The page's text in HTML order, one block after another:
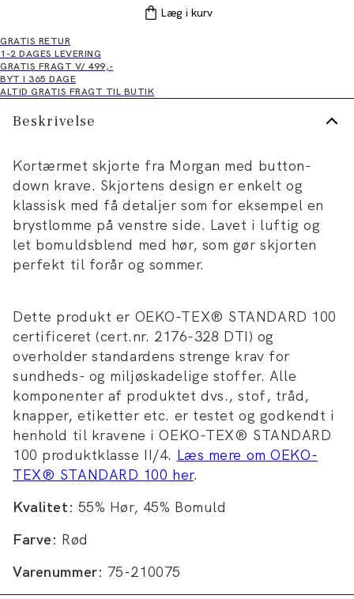
Læg i kurv
GRATIS RETUR
1-2 DAGES LEVERING
GRATIS FRAGT V/ 499,-
BYT I 365 DAGE
ALTID GRATIS FRAGT TIL BUTIK
Beskrivelse
Kortærmet skjorte fra Morgan med button-
down krave. Skjortens design er enkelt og
klassisk med få detaljer som for eksempel en
brystlomme på venstre side. Lavet i luftig og
let bomuldsblend med hør, som gør skjorten
perfekt til forår og sommer.
Dette produkt er OEKO-TEX® STANDARD 100
certificeret (cert.nr. 2176-328 DTI) og
overholder standardens strenge krav for
sundheds- og miljøskadelige stoffer. Alle
komponenter af produktet dvs., stof, tråd,
knapper, etiketter etc. er testet og godkendt i
henhold til kravene i OEKO-TEX® STANDARD
100 produktklasse II/4. Læs mere om OEKO-
TEX® STANDARD 100 her.
Kvalitet: 55% Hør, 45% Bomuld
Farve: Rød
Varenummer: 75-210075